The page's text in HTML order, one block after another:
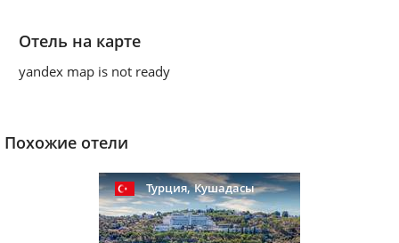
Отель на карте
yandex map is not ready
Похожие отели
Турция,Кушадасы